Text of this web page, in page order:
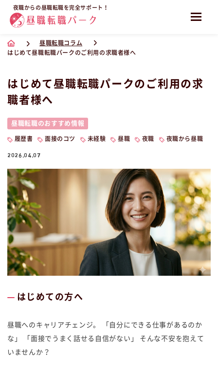
夜職からの昼職転職を完全サポート！
昼職転職コラム
はじめて昼職転職パークのご利用の求職者様へ
はじめて昼職転職パークのご利用の求
職者様へ
昼職転職のおすすめ情報
履歴書 面接のコツ 未経験 昼職 夜職 夜職から昼職
2026.04.07
はじめての方へ
昼職へのキャリアチェンジ。 「自分にできる仕事があるのか
な」 「面接でうまく話せる自信がない」 そんな不安を抱えて
いませんか？